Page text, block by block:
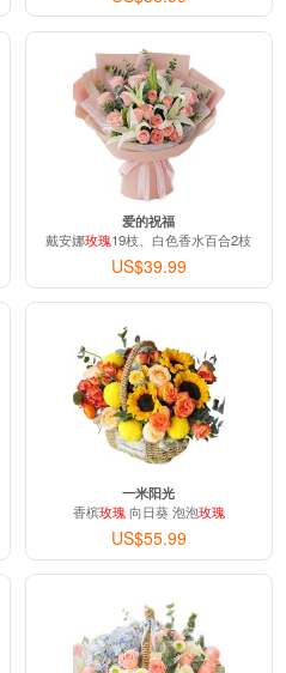
爱的祝福
戴安娜玫瑰19枝、白色香水百合2枝
US$39.99
一米阳光
香槟玫瑰向日葵 泡泡玫瑰
US$55.99